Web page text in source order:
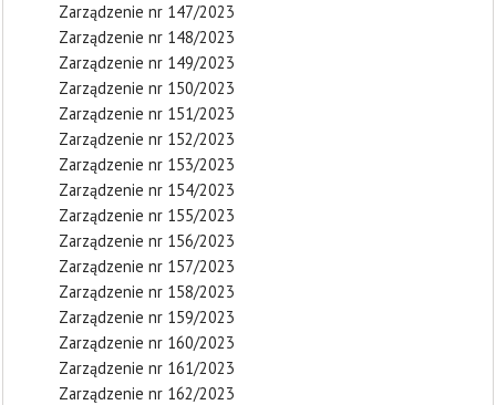
Zarządzenie nr 147/2023
Zarządzenie nr 148/2023
Zarządzenie nr 149/2023
Zarządzenie nr 150/2023
Zarządzenie nr 151/2023
Zarządzenie nr 152/2023
Zarządzenie nr 153/2023
Zarządzenie nr 154/2023
Zarządzenie nr 155/2023
Zarządzenie nr 156/2023
Zarządzenie nr 157/2023
Zarządzenie nr 158/2023
Zarządzenie nr 159/2023
Zarządzenie nr 160/2023
Zarządzenie nr 161/2023
Zarządzenie nr 162/2023